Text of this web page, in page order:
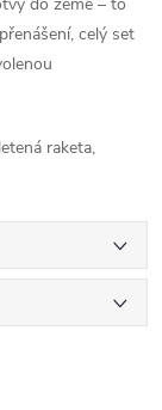
celý set
raketa,